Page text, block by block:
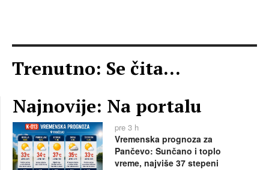
Trenutno: Se čita...
Najnovije: Na portalu
pre 3 h
Vremenska prognoza za
Pančevo: Sunčano i toplo
vreme, najviše 37 stepeni